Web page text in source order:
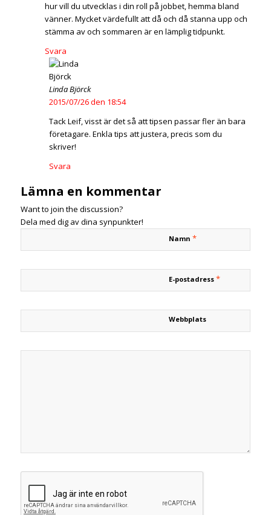
hur vill du utvecklas i din roll på jobbet, hemma bland
vänner. Mycket värdefullt att då och då stanna upp och
stämma av och sommaren är en lämplig tidpunkt.
Svara
Linda Björck
2015/07/26 den 18:54
Tack Leif, visst är det så att tipsen passar fler än bara
företagare. Enkla tips att justera, precis som du
skriver!
Svara
Lämna en kommentar
Want to join the discussion?
Dela med dig av dina synpunkter!
Namn *
E-postadress *
Webbplats